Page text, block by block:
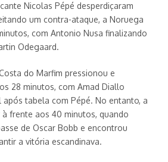
Nicolas Pépé desperdiçaram
um contra-ataque, a Noruega
com Antonio Nusa finalizando
Odegaard.
do Marfim pressionou e
28 minutos, com Amad Diallo
tabela com Pépé. No entanto, a
frente aos 40 minutos, quando
de Oscar Bobb e encontrou
a vitória escandinava.